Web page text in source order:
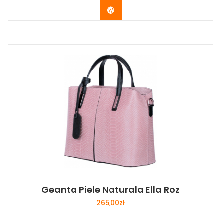
Buy Now
Geanta Piele Naturala Ella Roz
265,00zł